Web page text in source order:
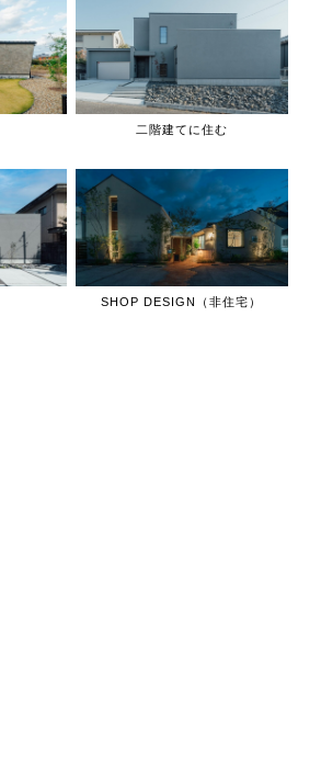
二階建てに住む
SHOP DESIGN（非住宅）